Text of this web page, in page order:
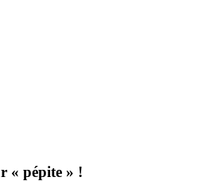
« pépite » !